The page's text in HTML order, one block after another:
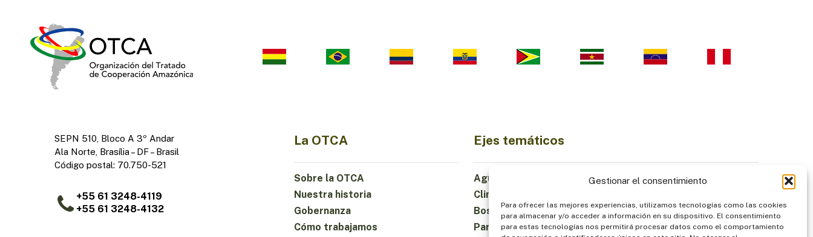
Gestionar el consentimiento
Para ofrecer las mejores experiencias, utilizamos tecnologías como las cookies
para almacenar y/o acceder a información en su dispositivo. El consentimiento
para estas tecnologías nos permitirá procesar datos como el comportamiento
SEPN 510, Bloco A 3º Andar
Ala Norte, Brasília – DF – Brasil
Código postal: 70.750-521
+55 61 3248-4119
+55 61 3248-4132
La OTCA
Sobre la OTCA
Nuestra historia
Gobernanza
Cómo trabajamos
Ejes temáticos
Agua
Ciencia e Innovación
Clima
Bosques y Biodiversidad
Institucionalidad
Participación
Pueblos Indígenas